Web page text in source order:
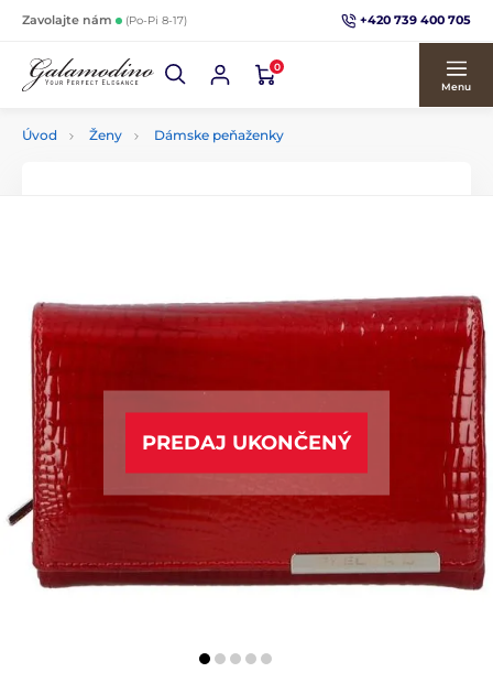
Zavolajte nám (Po-Pi 8-17) +420 739 400 705
0
Menu
Úvod Ženy Dámske peňaženky
PREDAJ UKONČENÝ